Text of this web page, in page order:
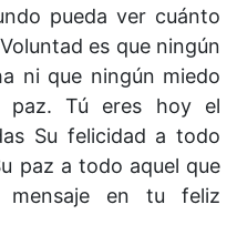
pueda ver cuánto
es que ningún
ni que ningún miedo
paz. Tú eres hoy el
Su felicidad a todo
paz a todo aquel que
mensaje en tu feliz